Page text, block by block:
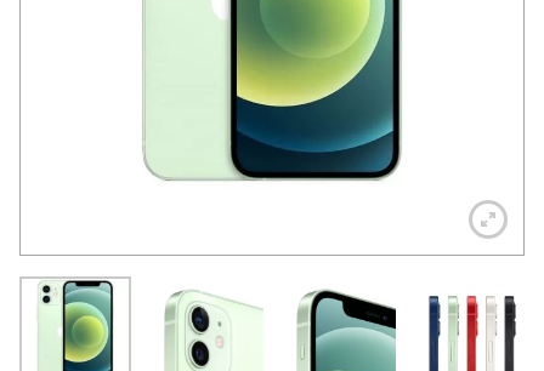
Согласен cполитикой
конфиденциальности
+7 812 318-40-14
(c 10:00 до 21:00, без
выходных)